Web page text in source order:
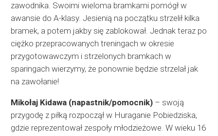
zawodnika. Swoimi wieloma bramkami pomógł w
awansie do A-klasy. Jesienią na początku strzelił kilka
bramek, a potem jakby się zablokował. Jednak teraz po
ciężko przepracowanych treningach w okresie
przygotowawczym i strzelonych bramkach w
sparingach wierzymy, że ponownie będzie strzelał jak
na zawołanie!
Mikołaj Kidawa (napastnik/pomocnik) – swoją
przygodę z piłką rozpoczął w Huraganie Pobiedziska,
gdzie reprezentował zespoły młodzieżowe. W wieku 16